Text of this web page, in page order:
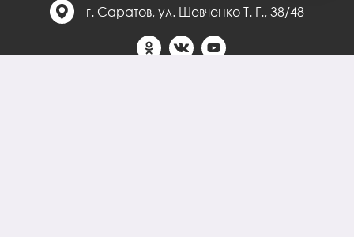
г. Саратов, ул. Шевченко Т. Г., 38/48